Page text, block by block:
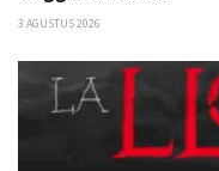
3 AGUSTUS 2026